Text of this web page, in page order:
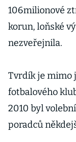
106milionové
korun, loňské
nezveřejnila.
Tvrdík je mimo
fotbalového
2010 byl
poradců